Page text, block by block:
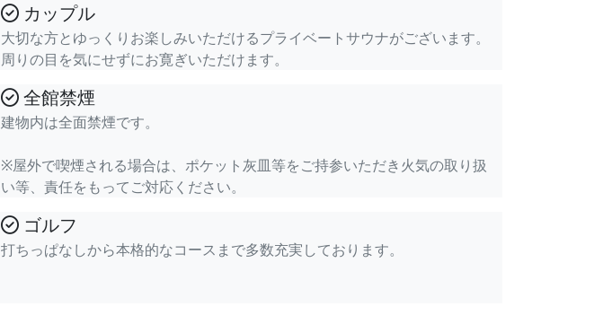
カップル
大切な方とゆっくりお楽しみいただけるプライベートサウナがございます。
周りの目を気にせずにお寛ぎいただけます。
全館禁煙
建物内は全面禁煙です。
※屋外で喫煙される場合は、ポケット灰皿等をご持参いただき火気の取り扱
い等、責任をもってご対応ください。
ゴルフ
打ちっぱなしから本格的なコースまで多数充実しております。